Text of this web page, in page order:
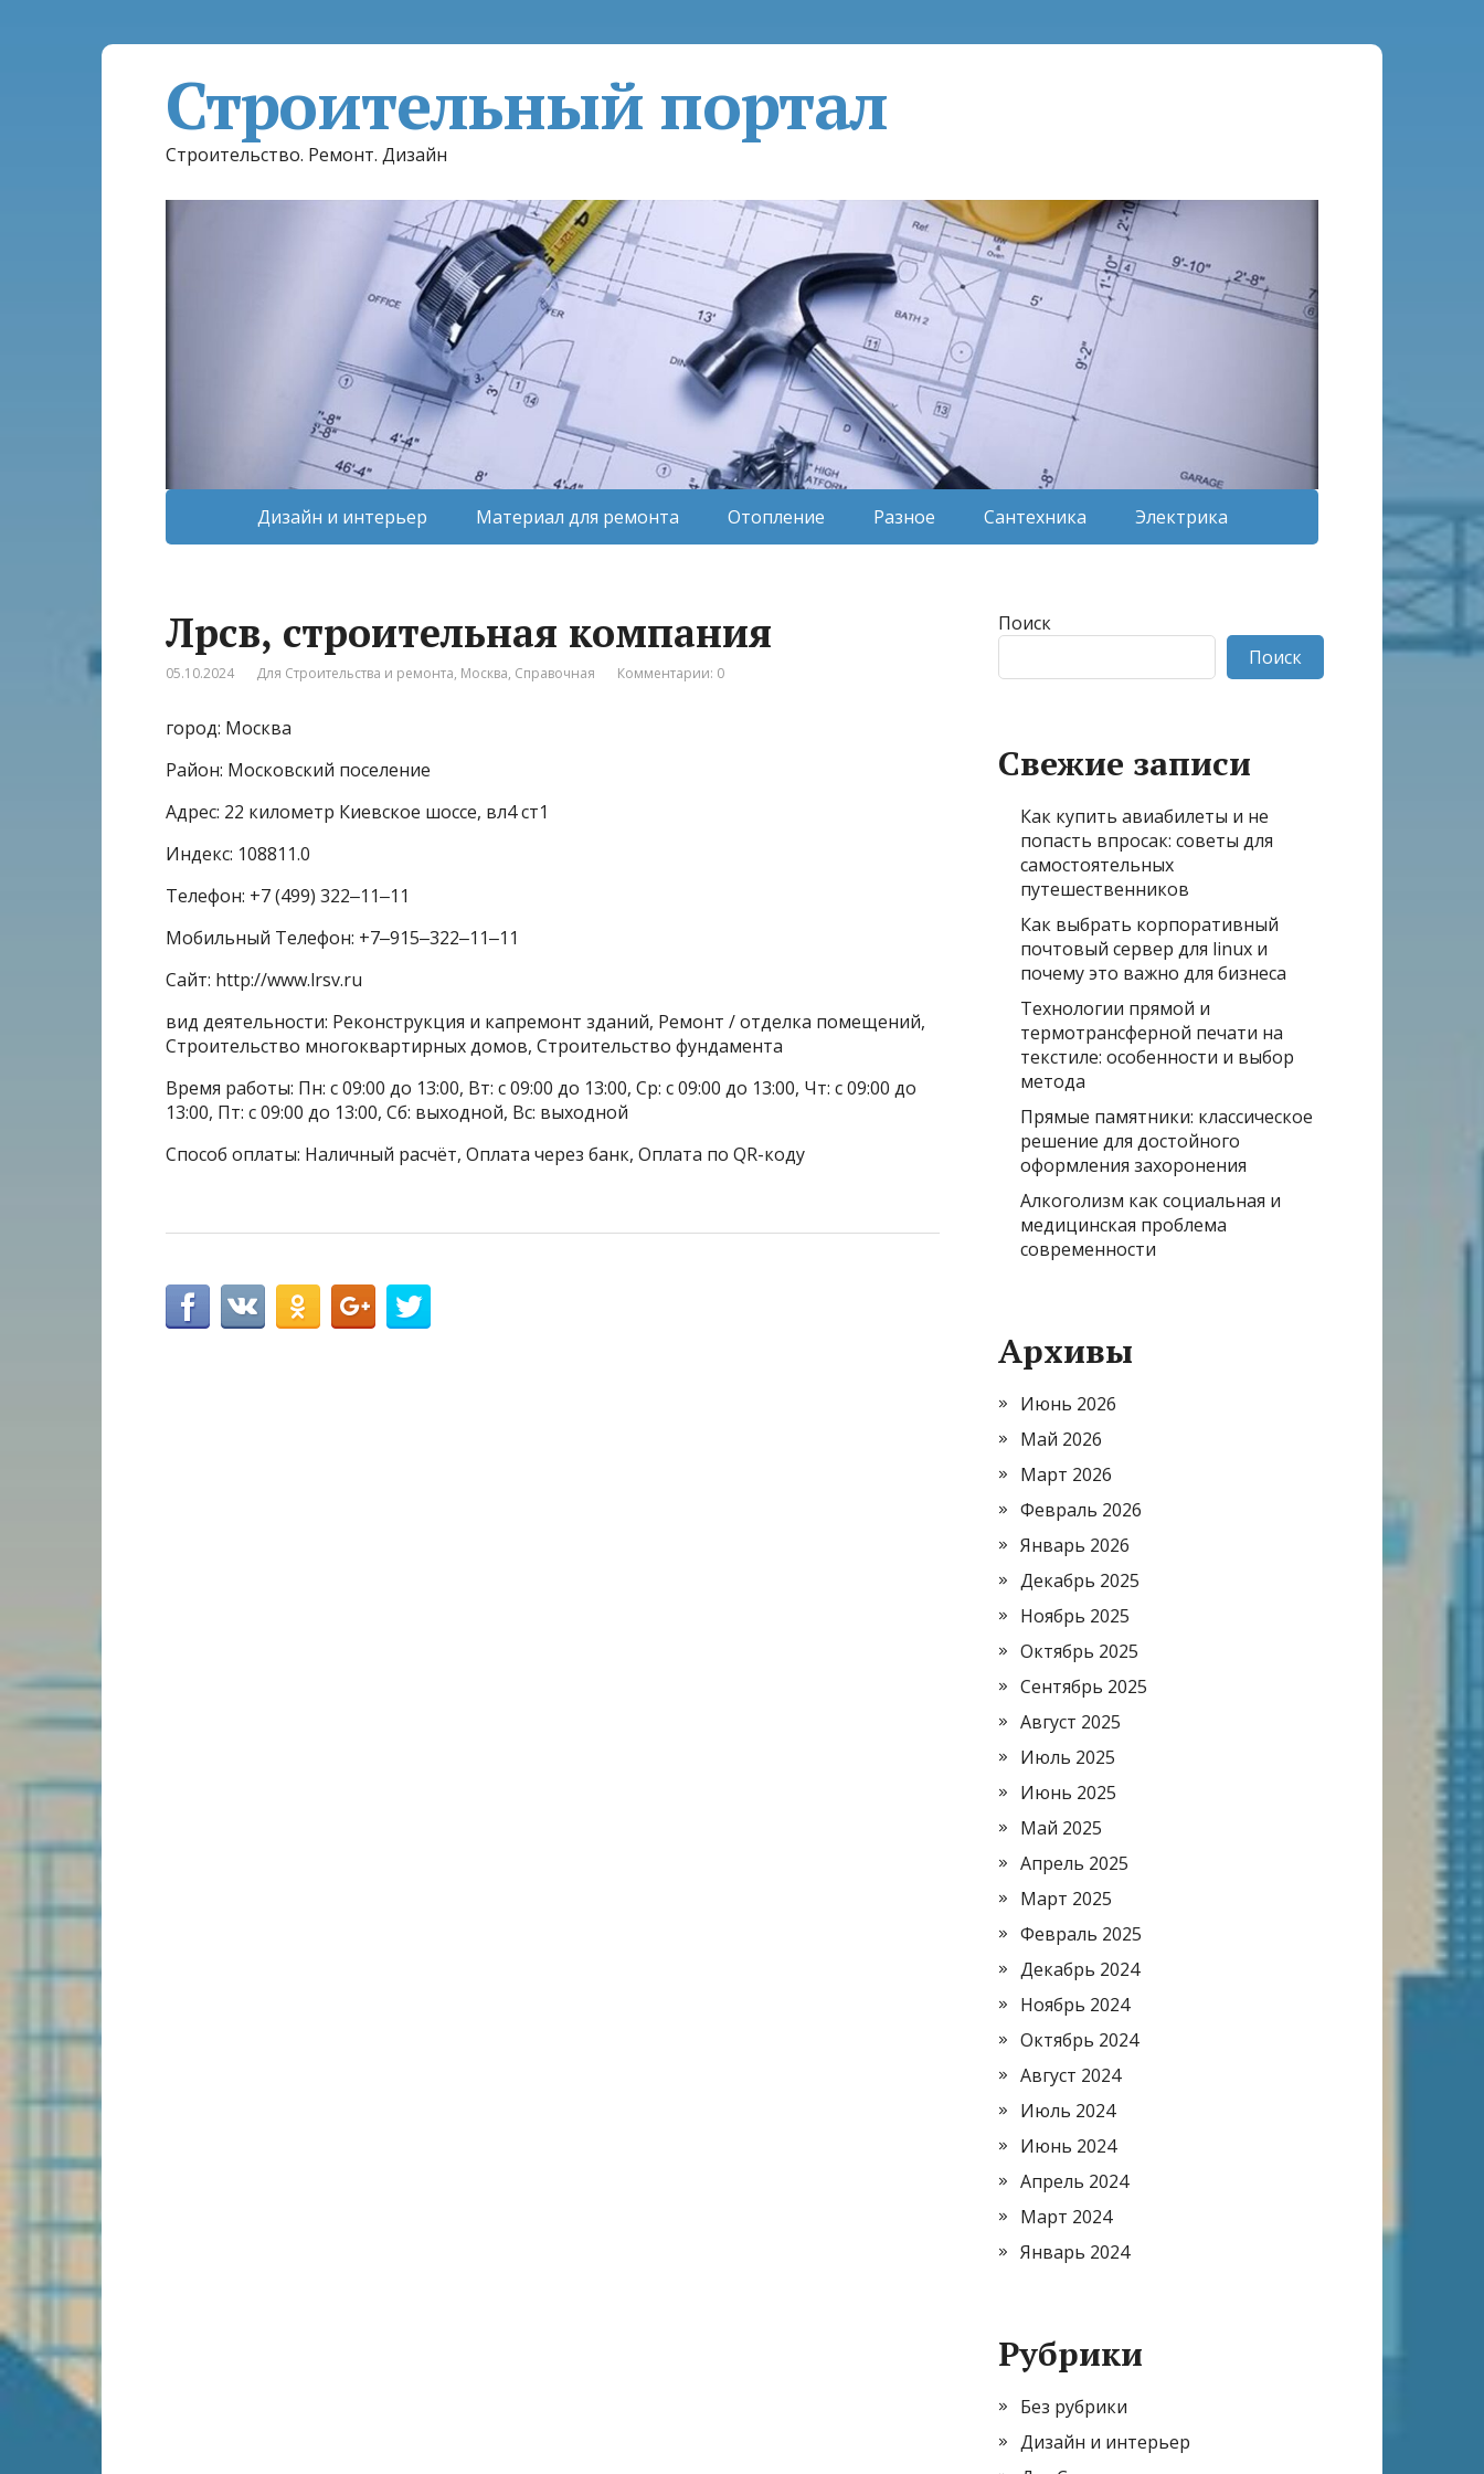
Строительный портал
Строительство. Ремонт. Дизайн
Дизайн и интерьер Материал для ремонта Отопление Разное Сантехника Электрика
Лрсв, строительная компания
05.10.2024 Для Строительства и ремонта, Москва, Справочная Комментарии: 0
город: Москва
Район: Московский поселение
Адрес: 22 километр Киевское шоссе, вл4 ст1
Индекс: 108811.0
Телефон: +7 (499) 322‒11‒11
Мобильный Телефон: +7‒915‒322‒11‒11
Сайт: http://www.lrsv.ru
вид деятельности: Реконструкция и капремонт зданий, Ремонт / отделка помещений,
Строительство многоквартирных домов, Строительство фундамента
Время работы: Пн: с 09:00 до 13:00, Вт: с 09:00 до 13:00, Ср: с 09:00 до 13:00, Чт: с 09:00 до
13:00, Пт: с 09:00 до 13:00, Сб: выходной, Вс: выходной
Способ оплаты: Наличный расчёт, Оплата через банк, Оплата по QR-коду
Поиск
Поиск
Свежие записи
Как купить авиабилеты и не
попасть впросак: советы для
самостоятельных
путешественников
Как выбрать корпоративный
почтовый сервер для linux и
почему это важно для бизнеса
Технологии прямой и
термотрансферной печати на
текстиле: особенности и выбор
метода
Прямые памятники: классическое
решение для достойного
оформления захоронения
Алкоголизм как социальная и
медицинская проблема
современности
Архивы
Июнь 2026
Май 2026
Март 2026
Февраль 2026
Январь 2026
Декабрь 2025
Ноябрь 2025
Октябрь 2025
Сентябрь 2025
Август 2025
Июль 2025
Июнь 2025
Май 2025
Апрель 2025
Март 2025
Февраль 2025
Декабрь 2024
Ноябрь 2024
Октябрь 2024
Август 2024
Июль 2024
Июнь 2024
Апрель 2024
Март 2024
Январь 2024
Рубрики
Без рубрики
Дизайн и интерьер